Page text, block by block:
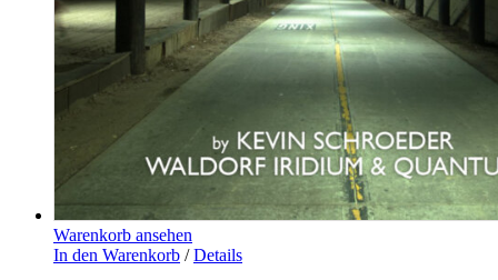
Warenkorb ansehen
In den Warenkorb / Details